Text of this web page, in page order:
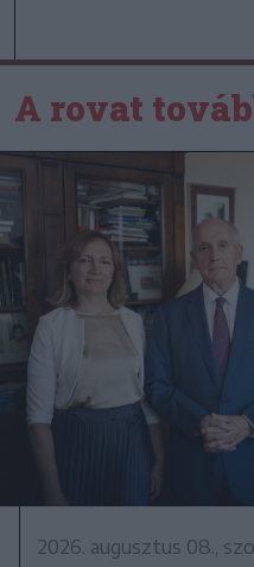
A rovat
2026. augusztus 08.,